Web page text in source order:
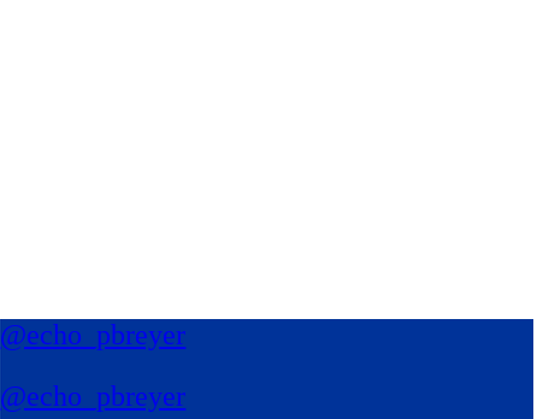
@echo_pbreyer
@echo_pbreyer